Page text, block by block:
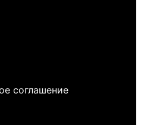
соглашение